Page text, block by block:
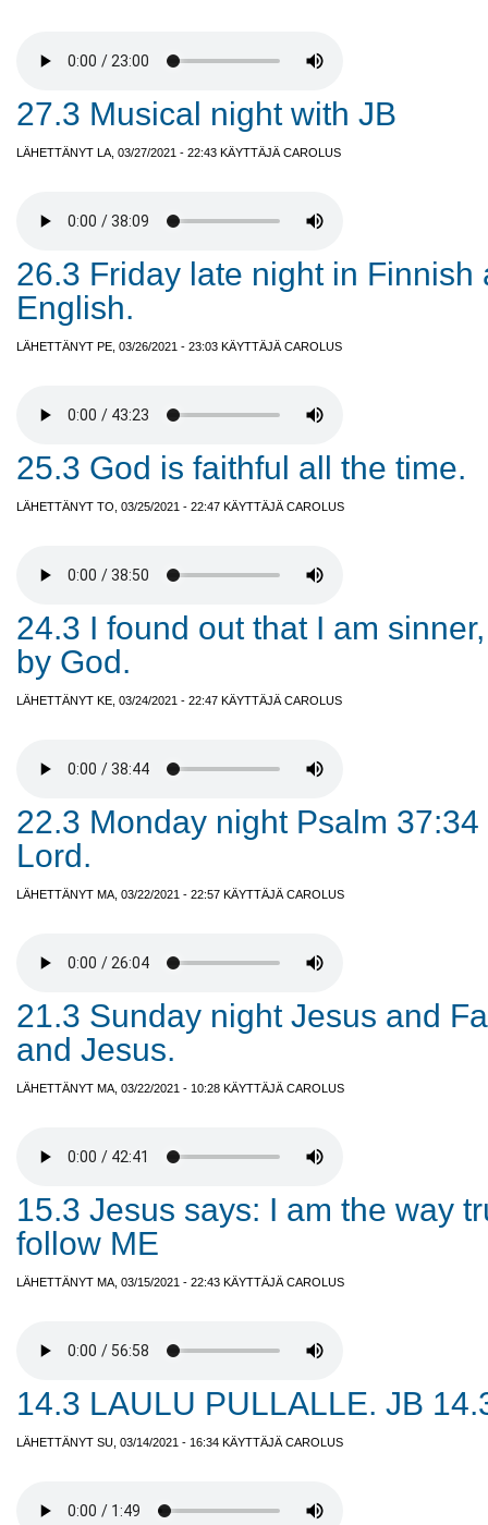
27.3 Musical night with JB
LÄHETTÄNYT LA, 03/27/2021 - 22:43 KÄYTTÄJÄ CAROLUS
26.3 Friday late night in Finnish
English.
LÄHETTÄNYT PE, 03/26/2021 - 23:03 KÄYTTÄJÄ CAROLUS
25.3 God is faithful all the time.
LÄHETTÄNYT TO, 03/25/2021 - 22:47 KÄYTTÄJÄ CAROLUS
24.3 I found out that I am
by God.
LÄHETTÄNYT KE, 03/24/2021 - 22:47 KÄYTTÄJÄ CAROLUS
22.3 Monday night Psalm 37:34
Lord.
LÄHETTÄNYT MA, 03/22/2021 - 22:57 KÄYTTÄJÄ CAROLUS
21.3 Sunday night Jesus and
and Jesus.
LÄHETTÄNYT MA, 03/22/2021 - 10:28 KÄYTTÄJÄ CAROLUS
15.3 Jesus says: I am the way
follow ME
LÄHETTÄNYT MA, 03/15/2021 - 22:43 KÄYTTÄJÄ CAROLUS
14.3 LAULU PULLALLE. JB
LÄHETTÄNYT SU, 03/14/2021 - 16:34 KÄYTTÄJÄ CAROLUS